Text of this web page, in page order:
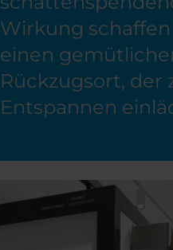
Wirkung
einen
Rückzugsort, der
Entspannen